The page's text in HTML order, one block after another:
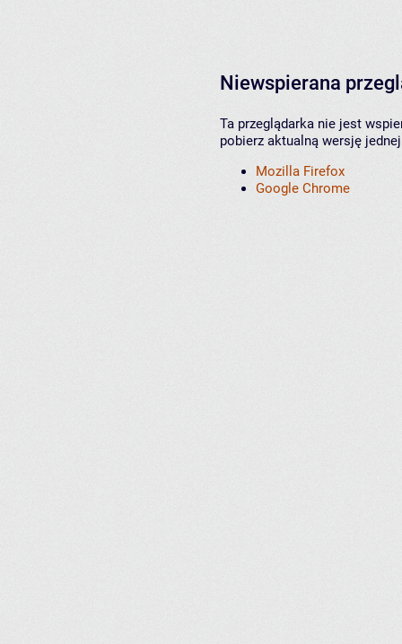
Niewspierana
Ta przeglądarka nie jest
pobierz aktualną wersję
Mozilla Firefox
Google Chrome